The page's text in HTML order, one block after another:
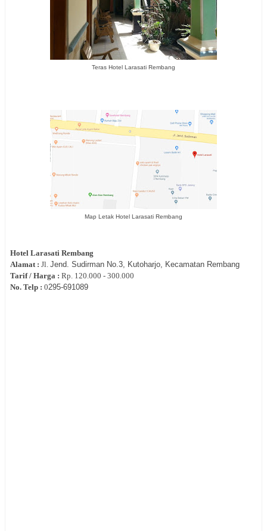
Teras Hotel Larasati Rembang
Map Letak Hotel Larasati Rembang
Hotel Larasati Rembang
Alamat : Jl. Jend. Sudirman No.3, Kutoharjo, Kecamatan Rembang
Tarif / Harga : Rp. 120.000 - 300.000
No. Telp : 0295‐691089